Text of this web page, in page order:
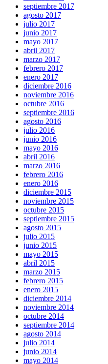
septiembre 2017
agosto 2017
julio 2017
junio 2017
mayo 2017
abril 2017
marzo 2017
febrero 2017
enero 2017
diciembre 2016
noviembre 2016
octubre 2016
septiembre 2016
agosto 2016
julio 2016
junio 2016
mayo 2016
abril 2016
marzo 2016
febrero 2016
enero 2016
diciembre 2015
noviembre 2015
octubre 2015
septiembre 2015
agosto 2015
julio 2015
junio 2015
mayo 2015
abril 2015
marzo 2015
febrero 2015
enero 2015
diciembre 2014
noviembre 2014
octubre 2014
septiembre 2014
agosto 2014
julio 2014
junio 2014
mayo 2014